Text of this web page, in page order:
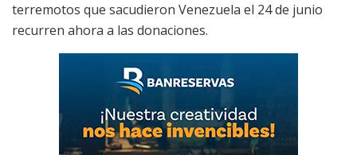
terremotos que sacudieron Venezuela el 24 de junio
recurren ahora a las donaciones.